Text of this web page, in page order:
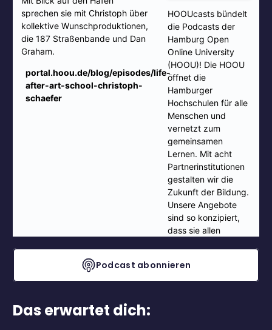
Podcast abonnieren
Das erwartet dich: